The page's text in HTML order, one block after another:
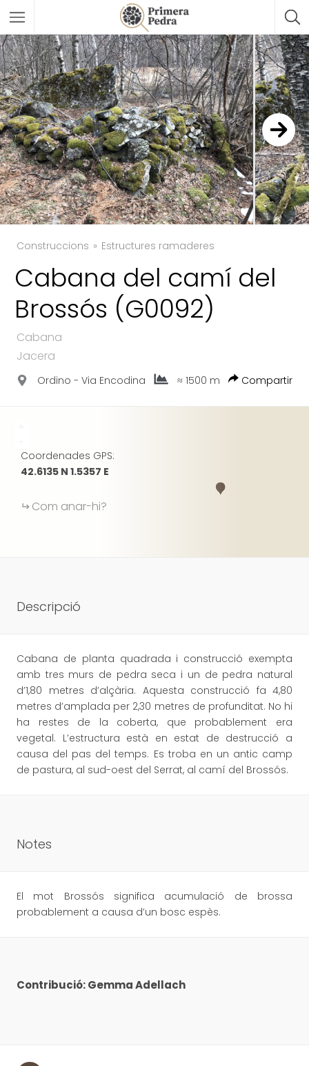
Construccions Estructures ramaderes
Cabana del camí del
Brossós (G0092)
Cabana
Jacera
Ordino - Via Encodina ≈ 1500 m Compartir
TWITTER
Coordenades GPS:
42.6135 N 1.5357 E
Com anar-hi?
Descripció
Cabana de planta quadrada i construcció exempta
amb tres murs de pedra seca i un de pedra natural
d’1,80 metres d’alçària. Aquesta construcció fa 4,80
metres d’amplada per 2,30 metres de profunditat. No hi
ha restes de la coberta, que probablement era
vegetal. L’estructura està en estat de destrucció a
causa del pas del temps. Es troba en un antic camp
de pastura, al sud-oest del Serrat, al camí del Brossós.
Notes
El mot Brossós significa acumulació de brossa
probablement a causa d’un bosc espès.
Contribució: Gemma Adellach